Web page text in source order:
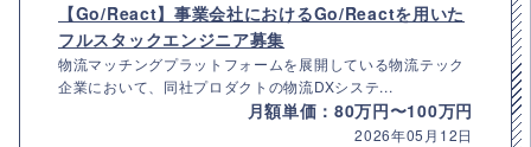
【Go/React】事業会社におけるGo/Reactを用いた
フルスタックエンジニア募集
物流マッチングプラットフォームを展開している物流テック
企業において、同社プロダクトの物流DXシステ...
月額単価：80万円〜100万円
2026年05月12日